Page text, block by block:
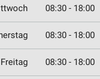
08:30 - 18:00
08:30 - 18:00
Freitag 08:30 - 18:00